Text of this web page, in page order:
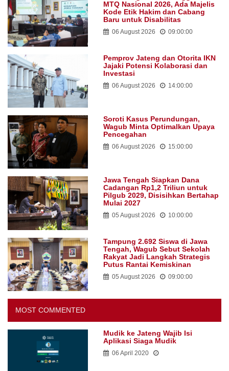
MTQ Nasional 2026, Ada Majelis
Kode Etik Hakim dan Cabang
Baru untuk Disabilitas
06 August 2026 09:00:00
Pemprov Jateng dan Otorita IKN
Jajaki Potensi Kolaborasi dan
Investasi
06 August 2026 14:00:00
Soroti Kasus Perundungan,
Wagub Minta Optimalkan Upaya
Pencegahan
06 August 2026 15:00:00
Jawa Tengah Siapkan Dana
Cadangan Rp1,2 Triliun untuk
Pilgub 2029, Disisihkan Bertahap
Mulai 2027
05 August 2026 10:00:00
Tampung 2.692 Siswa di Jawa
Tengah, Wagub Sebut Sekolah
Rakyat Jadi Langkah Strategis
Putus Rantai Kemiskinan
05 August 2026 09:00:00
MOST COMMENTED
Mudik ke Jateng Wajib Isi
Aplikasi Siaga Mudik
06 April 2020